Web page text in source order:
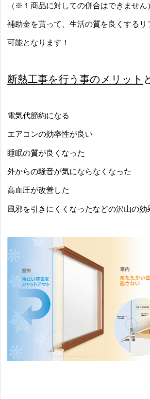
（※１商品に対しての併合はできません）
補助金を貰って、生活の質を良くするリ
可能となります！
断熱工事を行う事のメリット
電気代節約になる
エアコンの効率性が良い
睡眠の質が良くなった
外からの騒音が気にならなくなった
高血圧が改善した
風邪を引きにくくなったなどの沢山の効